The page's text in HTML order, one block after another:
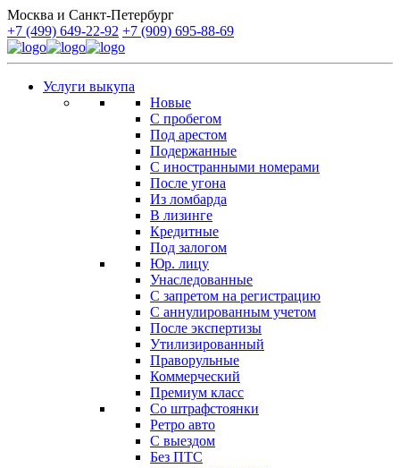
Москва и Санкт-Петербург
+7 (499) 649-22-92 +7 (909) 695-88-69
Услуги выкупа
Новые
С пробегом
Под арестом
Подержанные
С иностранными номерами
После угона
Из ломбарда
В лизинге
Кредитные
Под залогом
Юр. лицу
Унаследованные
С запретом на регистрацию
С аннулированным учетом
После экспертизы
Утилизированный
Праворульные
Коммерческий
Премиум класс
Со штрафстоянки
Ретро авто
С выездом
Без ПТС